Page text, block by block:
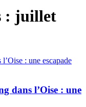
: juillet
dans l’Oise : une